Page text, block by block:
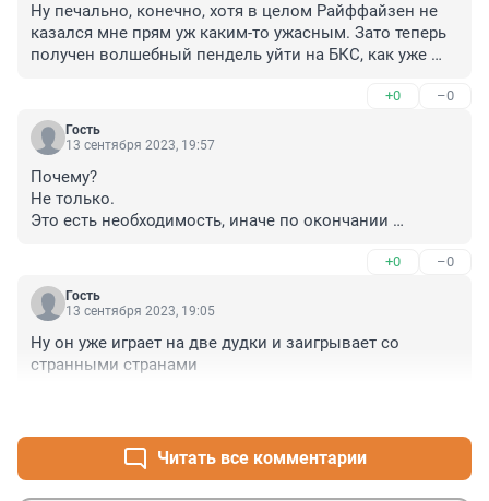
Ну печально, конечно, хотя в целом Райффайзен не
казался мне прям уж каким-то ужасным. Зато теперь
получен волшебный пендель уйти на БКС, как уже
+0 –0
Гость
13 сентября 2023, 19:57
Почему?
Не только.
Это есть необходимость, иначе по окончании
имеется и дополняется, появятся конкретные
вопросы уже к совладельцам Центробанка России -
Российской Федерации.
случай в мире, когда центробанк создан
неустановленными лицами.
+0 –0
Гость
13 сентября 2023, 19:05
Ну он уже играет на две дудки и заигрывает со
странными странами
Читать все комментарии